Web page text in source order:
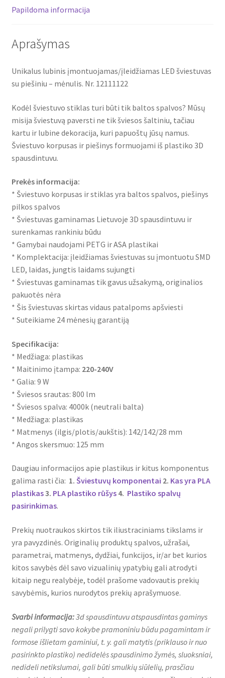
12111122
Papildoma informacija
Aprašymas
Unikalus lubinis įmontuojamas/įleidžiamas LED šviestuvas
su piešiniu – mėnulis. Nr. 12111122
Kodėl šviestuvo stiklas turi būti tik baltos spalvos? Mūsų
misija šviestuvą paversti ne tik šviesos šaltiniu, tačiau
kartu ir lubine dekoracija, kuri papuoštų jūsų namus.
Šviestuvo korpusas ir piešinys formuojami iš plastiko 3D
spausdintuvu.
Prekės informacija:
* Šviestuvo korpusas ir stiklas yra baltos spalvos, piešinys
pilkos spalvos
* Šviestuvas gaminamas Lietuvoje 3D spausdintuvu ir
surenkamas rankiniu būdu
* Gamybai naudojami PETG ir ASA plastikai
* Komplektacija: įleidžiamas šviestuvas su įmontuotu SMD
LED, laidas, jungtis laidams sujungti
* Šviestuvas gaminamas tik gavus užsakymą, originalios
pakuotės nėra
* Šis šviestuvas skirtas vidaus patalpoms apšviesti
* Suteikiame 24 mėnesių garantiją
Specifikacija:
* Medžiaga: plastikas
* Maitinimo įtampa: 220-240V
* Galia: 9 W
* Šviesos srautas: 800 lm
* Šviesos spalva: 4000k (neutrali balta)
* Medžiaga: plastikas
* Matmenys (ilgis/plotis/aukštis): 142/142/28 mm
* Angos skersmuo: 125 mm
Daugiau informacijos apie plastikus ir kitus komponentus
galima rasti čia: 1. Šviestuvų komponentai 2. Kas yra PLA
plastikas3. PLA plastiko rūšys4. Plastiko spalvų
pasirinkimas.
Prekių nuotraukos skirtos tik iliustraciniams tikslams ir
yra pavyzdinės. Originalių produktų spalvos, užrašai,
parametrai, matmenys, dydžiai, funkcijos, ir/ar bet kurios
kitos savybės dėl savo vizualinių ypatybių gali atrodyti
kitaip negu realybėje, todėl prašome vadovautis prekių
savybėmis, kurios nurodytos prekių aprašymuose.
Svarbi informacija:3d spausdintuvu atspausdintas gaminys
negali prilygti savo kokybe pramoniniu būdu pagamintam ir
formose išlietam gaminiui, t. y. gali matytis (priklauso ir nuo
pasirinkto plastiko) nedidelės spausdinimo žymės, sluoksniai,
nedideli netikslumai, gali būti smulkių siūlelių, prasčiau